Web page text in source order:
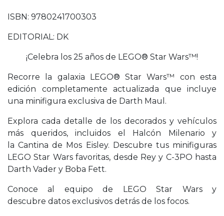
ISBN: 9780241700303
EDITORIAL: DK
¡Celebra los 25 años de LEGO® Star Wars™!
Recorre la galaxia LEGO® Star Wars™ con esta
edición completamente actualizada que incluye
una minifigura exclusiva de Darth Maul.
Explora cada detalle de los decorados y vehículos
más queridos, incluidos el Halcón Milenario y
la Cantina de Mos Eisley. Descubre tus minifiguras
LEGO Star Wars favoritas, desde Rey y C-3PO hasta
Darth Vader y Boba Fett.
Conoce al equipo de LEGO Star Wars y
descubre datos exclusivos detrás de los focos.